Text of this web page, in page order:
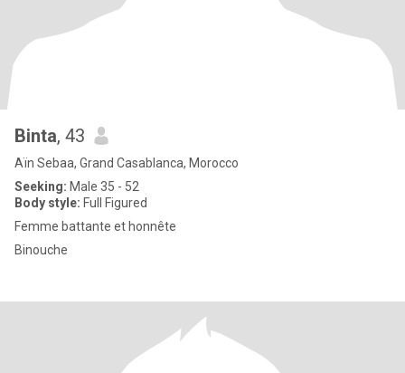
Binta, 43
Aïn Sebaa, Grand Casablanca, Morocco
Seeking: Male 35 - 52
Body style: Full Figured
Femme battante et honnête
Binouche